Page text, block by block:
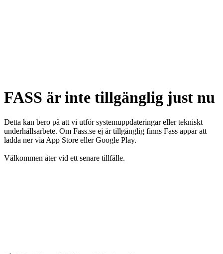
FASS är inte tillgänglig just nu
Detta kan bero på att vi utför systemuppdateringar eller tekniskt
underhållsarbete. Om Fass.se ej är tillgänglig finns Fass appar att
ladda ner via App Store eller Google Play.
Välkommen åter vid ett senare tillfälle.